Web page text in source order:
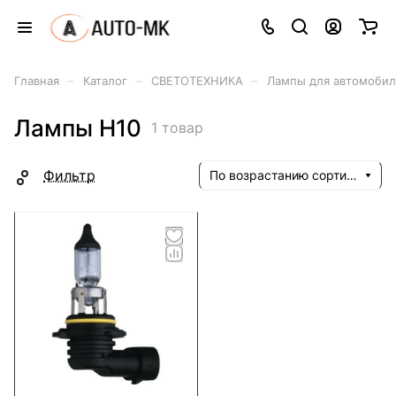
Главная Каталог СВЕТОТЕХНИКА Лампы для
Лампы H10 1 товар
Фильтр По возрастанию сортировки